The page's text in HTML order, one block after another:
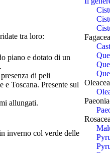
tra loro:
piano e dotato di un
di peli
Toscana. Presente sul
allungati.
inverno col verde delle